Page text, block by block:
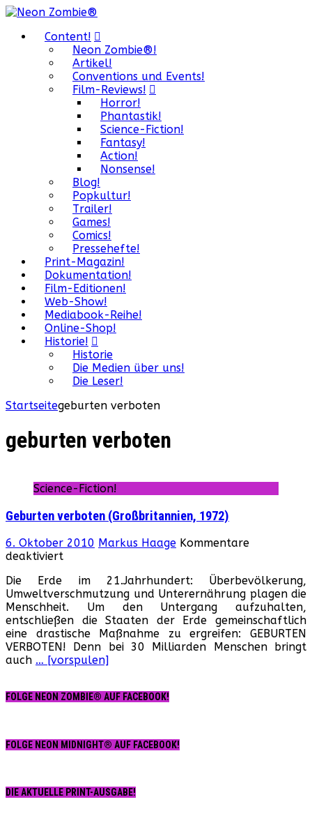
Content!
Neon Zombie®!
Artikel!
Conventions und Events!
Film-Reviews!
Horror!
Phantastik!
Science-Fiction!
Fantasy!
Action!
Nonsense!
Blog!
Popkultur!
Trailer!
Games!
Comics!
Pressehefte!
Print-Magazin!
Dokumentation!
Film-Editionen!
Web-Show!
Mediabook-Reihe!
Online-Shop!
Historie!
Historie
Die Medien über uns!
Die Leser!
Startseitegeburten verboten
geburten verboten
Science-Fiction!
Geburten verboten (Großbritannien, 1972)
6. Oktober 2010 Markus Haage Kommentare
deaktiviertfür
verboten
(Großbritannien,
1972)
Die Erde im 21.Jahrhundert: Überbevölkerung,
Umweltverschmutzung und Unterernährung plagen die
Menschheit. Um den Untergang aufzuhalten,
entschließen die Staaten der Erde gemeinschaftlich
eine drastische Maßnahme zu ergreifen: GEBURTEN
VERBOTEN! Denn bei 30 Milliarden Menschen bringt
auch … [vorspulen]
FOLGE NEON ZOMBIE® AUF FACEBOOK!
FOLGE NEON MIDNIGHT® AUF FACEBOOK!
DIE AKTUELLE PRINT-AUSGABE!